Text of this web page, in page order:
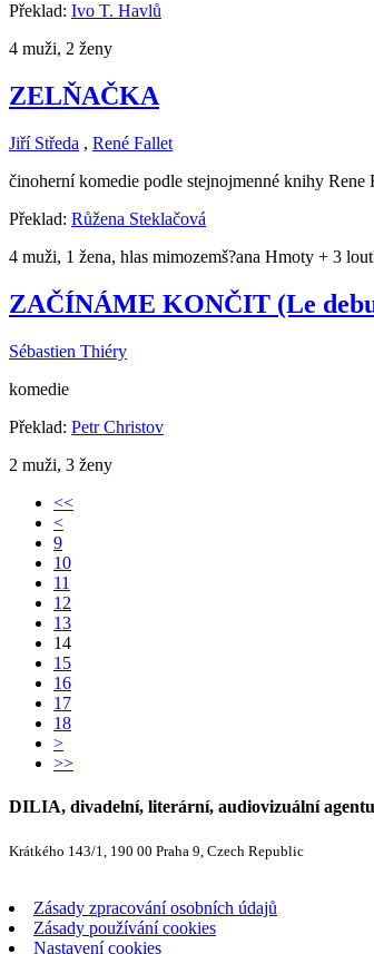
Překlad: Ivo T. Havlů
4 muži, 2 ženy
ZELŇAČKA
Jiří Středa , René Fallet
činoherní komedie podle stejnojmenné knihy Rene
Překlad: Růžena Steklačová
4 muži, 1 žena, hlas mimozemš?ana Hmoty + 3
ZAČÍNÁME KONČIT (Le
Sébastien Thiéry
komedie
Překlad: Petr Christov
2 muži, 3 ženy
<<
<
9
10
11
12
13
14
15
16
17
18
>
>>
DILIA, divadelní, literární, audiovizuální
Krátkého 143/1, 190 00 Praha 9, Czech Republic
Zásady zpracování osobních údajů
Zásady používání cookies
Nastavení cookies